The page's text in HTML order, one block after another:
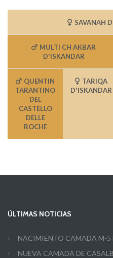
SAVANAH
MULTI CH AKBAR
D'ISKANDAR
QUENTIN
TARANTINO
DEL
CASTELLO
DELLE
ROCHE
TARIQA
D'ISKANDAR
ÚLTIMAS NOTICIAS
NACIMIENTO CAMADA M-5
NUEVA CAMADA DE